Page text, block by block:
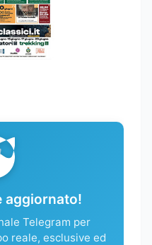
aggiornato!
Telegram per
reale, esclusive ed